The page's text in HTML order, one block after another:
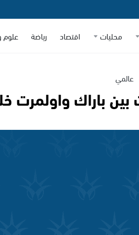
محليات اقتصاد رياضة علوم
عالمي
بين باراك